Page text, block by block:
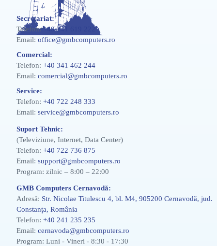
Secretariat:
Telefon:+40 241 619 222
Email: office@gmbcomputers.ro
Comercial:
Telefon: +40 341 462 244
Email: comercial@gmbcomputers.ro
Service:
Telefon: +40 722 248 333
Email: service@gmbcomputers.ro
Suport Tehnic:
(Televiziune, Internet, Data Center)
Telefon: +40 722 736 875
Email: support@gmbcomputers.ro
Program: zilnic – 8:00 – 22:00
GMB Computers Cernavodă:
Adresă: Str. Nicolae Titulescu 4, bl. M4, 905200 Cernavodă, jud.
Constanța, România
Telefon: +40 241 235 235
Email: cernavoda@gmbcomputers.ro
Program: Luni - Vineri - 8:30 - 17:30